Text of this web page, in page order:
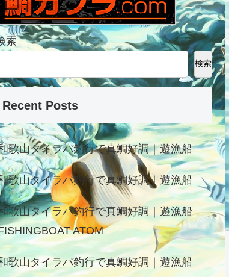
索
検索
Recent Posts
歌山タイラバ釣行で真鯛好調｜遊漁船
歌山タイラバ釣行で真鯛好調｜遊漁船
歌山タイラバ釣行で真鯛好調｜遊漁船
ATOM
歌山タイラバ釣行で真鯛好調｜遊漁船